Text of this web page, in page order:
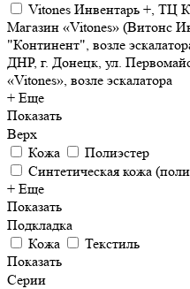
Vitones Инвентарь +,
Магазин «Vitones» (Витонс
"Континент", возле
ДНР, г. Донецк, ул.
«Vitones», возле эскалатора
+ Еще
Показать
Верх
Кожа
Полиэстер
Синтетическая кожа
+ Еще
Показать
Подкладка
Кожа
Текстиль
Показать
Серии